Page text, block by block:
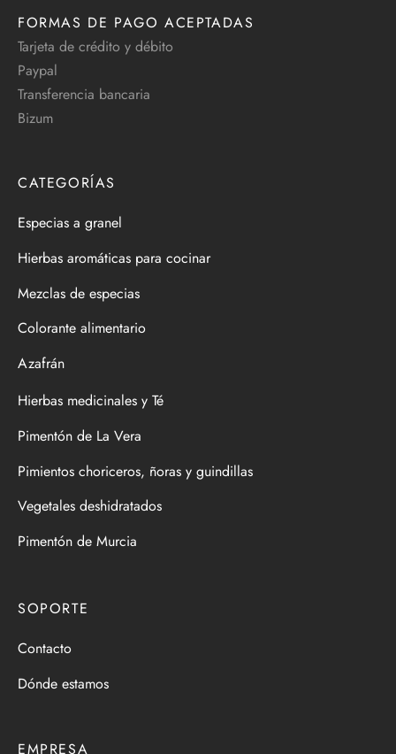
FORMAS DE PAGO ACEPTADAS
Tarjeta de crédito y débito
Paypal
Transferencia bancaria
Bizum
CATEGORÍAS
Especias a granel
Hierbas aromáticas para cocinar
Mezclas de especias
Colorante alimentario
Azafrán
Hierbas medicinales y Té
Pimentón de La Vera
Pimientos choriceros, ñoras y guindillas
Vegetales deshidratados
Pimentón de Murcia
SOPORTE
Contacto
Dónde estamos
EMPRESA